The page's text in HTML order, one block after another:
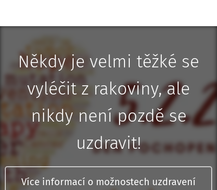
Někdy je velmi těžké se
vyléčit z rakoviny, ale
nikdy není pozdě se
uzdravit!
Více informací o možnostech uzdravení